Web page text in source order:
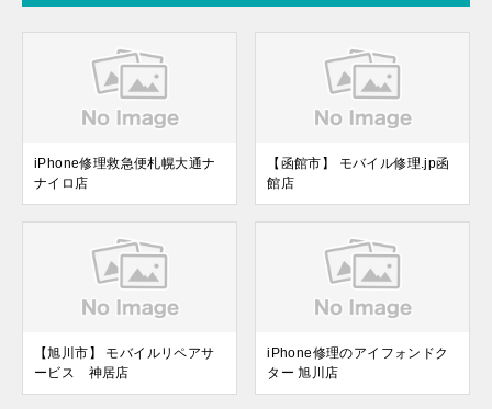
iPhone修理救急便札幌大通ナ
ナイロ店
【函館市】 モバイル修理.jp函
館店
【旭川市】 モバイルリペアサ
ービス 神居店
iPhone修理のアイフォンドク
ター 旭川店